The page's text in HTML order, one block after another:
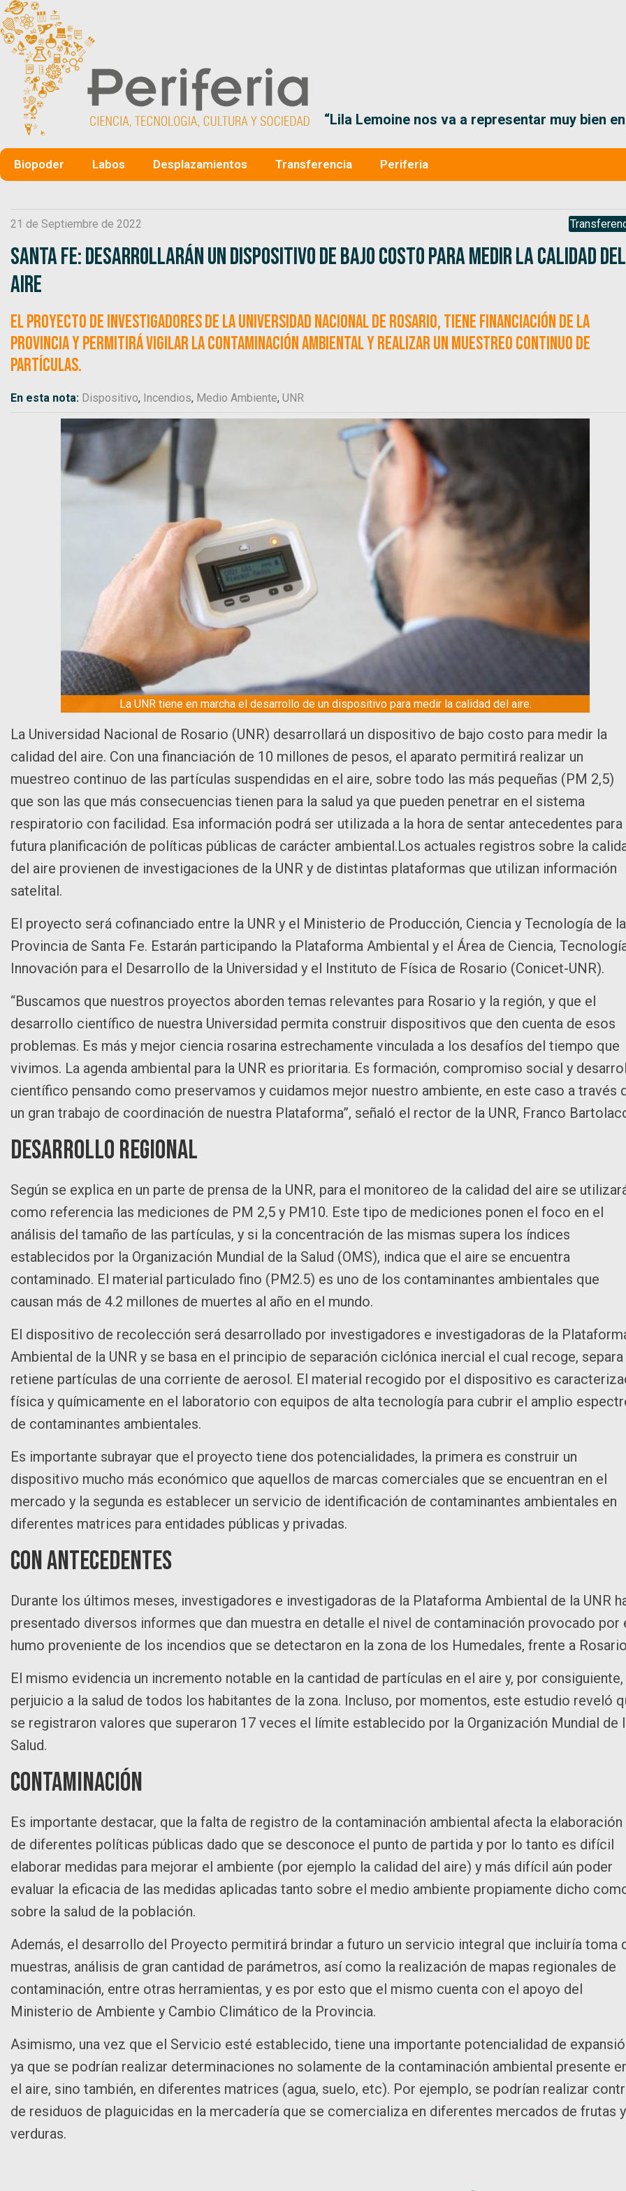
“Lila Lemoine nos va a representar muy bien
Biopoder Labos Desplazamientos Transferencia Periferia
21 de Septiembre de 2022
Santa Fe: desarrollarán un dispositivo de bajo costo para medir la calidad del
aire
El proyecto de investigadores de la Universidad Nacional de Rosario, tiene financiación de la
provincia y permitirá vigilar la contaminación ambiental y realizar un muestreo continuo de
partículas.
En esta nota: Dispositivo, Incendios, Medio Ambiente, UNR
La UNR tiene en marcha el desarrollo de un dispositivo para medir la calidad del aire.
La Universidad Nacional de Rosario (UNR) desarrollará un dispositivo de bajo costo para medir la
calidad del aire. Con una financiación de 10 millones de pesos, el aparato permitirá realizar un
muestreo continuo de las partículas suspendidas en el aire, sobre todo las más pequeñas (PM 2,5)
que son las que más consecuencias tienen para la salud ya que pueden penetrar en el sistema
respiratorio con facilidad. Esa información podrá ser utilizada a la hora de sentar antecedentes para
futura planificación de políticas públicas de carácter ambiental.Los actuales registros sobre la
del aire provienen de investigaciones de la UNR y de distintas plataformas que utilizan información
satelital.
El proyecto será cofinanciado entre la UNR y el Ministerio de Producción, Ciencia y Tecnología de la
Provincia de Santa Fe. Estarán participando la Plataforma Ambiental y el Área de Ciencia,
Innovación para el Desarrollo de la Universidad y el Instituto de Física de Rosario (Conicet-UNR).
“Buscamos que nuestros proyectos aborden temas relevantes para Rosario y la región, y que el
desarrollo científico de nuestra Universidad permita construir dispositivos que den cuenta de esos
problemas. Es más y mejor ciencia rosarina estrechamente vinculada a los desafíos del tiempo que
vivimos. La agenda ambiental para la UNR es prioritaria. Es formación, compromiso social y
científico pensando como preservamos y cuidamos mejor nuestro ambiente, en este caso a través
un gran trabajo de coordinación de nuestra Plataforma”, señaló el rector de la UNR, Franco
Desarrollo regional
Según se explica en un parte de prensa de la UNR, para el monitoreo de la calidad del aire se
como referencia las mediciones de PM 2,5 y PM10. Este tipo de mediciones ponen el foco en el
análisis del tamaño de las partículas, y si la concentración de las mismas supera los índices
establecidos por la Organización Mundial de la Salud (OMS), indica que el aire se encuentra
contaminado. El material particulado fino (PM2.5) es uno de los contaminantes ambientales que
causan más de 4.2 millones de muertes al año en el mundo.
El dispositivo de recolección será desarrollado por investigadores e investigadoras de la
Ambiental de la UNR y se basa en el principio de separación ciclónica inercial el cual recoge, separa
retiene partículas de una corriente de aerosol. El material recogido por el dispositivo es
física y químicamente en el laboratorio con equipos de alta tecnología para cubrir el amplio
de contaminantes ambientales.
Es importante subrayar que el proyecto tiene dos potencialidades, la primera es construir un
dispositivo mucho más económico que aquellos de marcas comerciales que se encuentran en el
mercado y la segunda es establecer un servicio de identificación de contaminantes ambientales en
diferentes matrices para entidades públicas y privadas.
Con antecedentes
Durante los últimos meses, investigadores e investigadoras de la Plataforma Ambiental de la UNR
presentado diversos informes que dan muestra en detalle el nivel de contaminación provocado por
humo proveniente de los incendios que se detectaron en la zona de los Humedales, frente a
El mismo evidencia un incremento notable en la cantidad de partículas en el aire y, por consiguiente,
perjuicio a la salud de todos los habitantes de la zona. Incluso, por momentos, este estudio reveló
se registraron valores que superaron 17 veces el límite establecido por la Organización Mundial de
Salud.
Contaminación
Es importante destacar, que la falta de registro de la contaminación ambiental afecta la elaboración
de diferentes políticas públicas dado que se desconoce el punto de partida y por lo tanto es difícil
elaborar medidas para mejorar el ambiente (por ejemplo la calidad del aire) y más difícil aún poder
evaluar la eficacia de las medidas aplicadas tanto sobre el medio ambiente propiamente dicho
sobre la salud de la población.
Además, el desarrollo del Proyecto permitirá brindar a futuro un servicio integral que incluiría toma
muestras, análisis de gran cantidad de parámetros, así como la realización de mapas regionales de
contaminación, entre otras herramientas, y es por esto que el mismo cuenta con el apoyo del
Ministerio de Ambiente y Cambio Climático de la Provincia.
Asimismo, una vez que el Servicio esté establecido, tiene una importante potencialidad de
ya que se podrían realizar determinaciones no solamente de la contaminación ambiental presente
el aire, sino también, en diferentes matrices (agua, suelo, etc). Por ejemplo, se podrían realizar
de residuos de plaguicidas en la mercadería que se comercializa en diferentes mercados de frutas y
verduras.